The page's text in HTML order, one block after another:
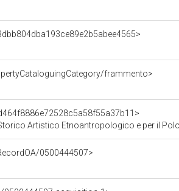
frammento>
Artistico Etnoantropologico e per il Polo
0500444507>